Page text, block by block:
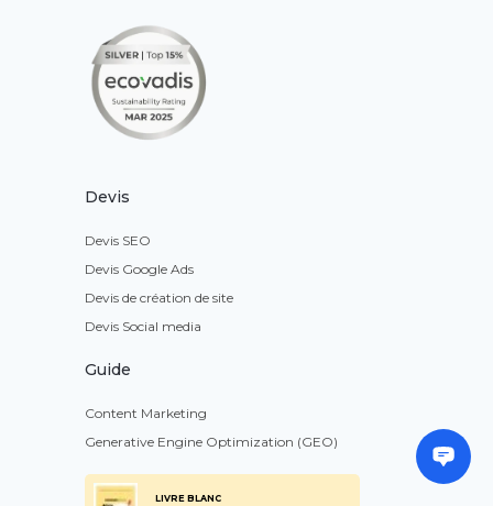
Devis
Devis SEO
Devis Google Ads
Devis de création de site
Devis Social media
Guide
Content Marketing
Generative Engine Optimization (GEO)
LIVRE BLANC